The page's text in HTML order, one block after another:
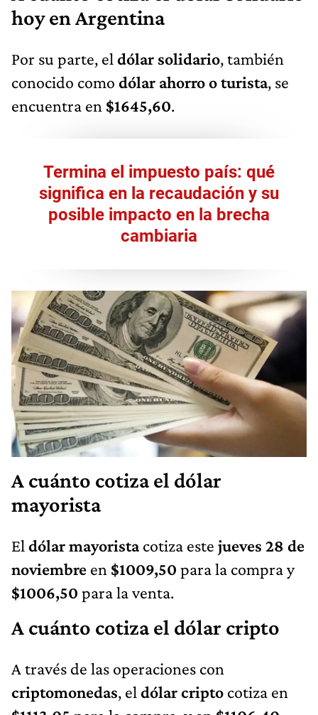
hoy en Argentina
Por su parte, el dólar solidario, también
conocido como dólar ahorro o turista, se
encuentra en $1645,60.
Termina el impuesto país: qué
significa en la recaudación y su
posible impacto en la brecha
cambiaria
A cuánto cotiza el dólar
mayorista
El dólar mayoristacotiza este jueves 28 de
noviembre en $1009,50 para la compra y
$1006,50 para la venta.
A cuánto cotiza el dólar cripto
A través de las operaciones con
criptomonedas, el dólar cripto cotiza en